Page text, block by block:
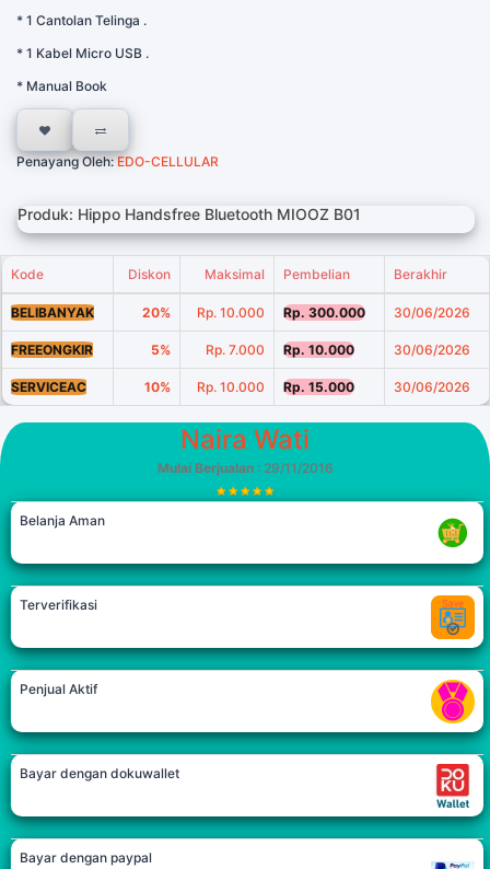
* 1 Cantolan Telinga .
* 1 Kabel Micro USB .
* Manual Book
Penayang Oleh:EDO-CELLULAR
Produk: Hippo Handsfree Bluetooth MIOOZ B01
Kode Diskon Maksimal Pembelian Berakhir
BELIBANYAK 20% Rp. 10.000 Rp. 300.000 30/06/2026
FREEONGKIR 5% Rp. 7.000 Rp. 10.000 30/06/2026
SERVICEAC 10% Rp. 10.000 Rp. 15.000 30/06/2026
Naira Wati
Mulai Berjualan: 29/11/2016
Belanja Aman
Terverifikasi
Penjual Aktif
Bayar dengan dokuwallet
Bayar dengan paypal